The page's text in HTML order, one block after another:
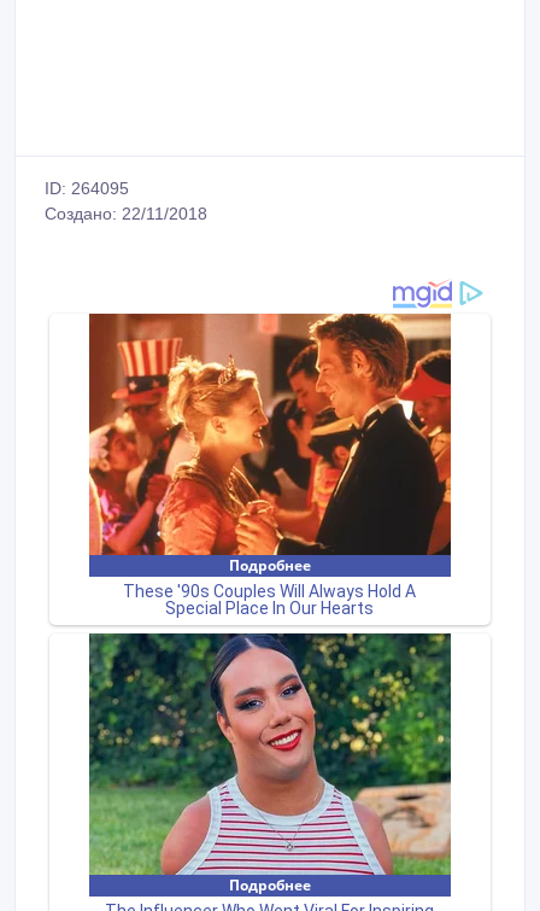
ID: 264095
Создано: 22/11/2018